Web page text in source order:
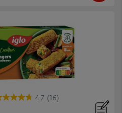
4.7 (16)